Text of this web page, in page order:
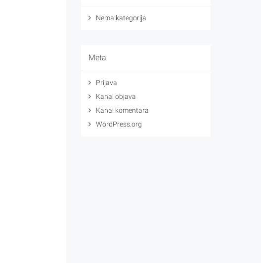
Nema kategorija
Meta
Prijava
Kanal objava
Kanal komentara
WordPress.org